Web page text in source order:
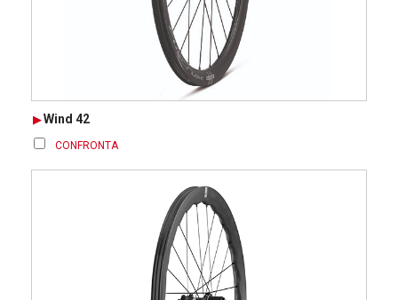
Wind 42
CONFRONTA